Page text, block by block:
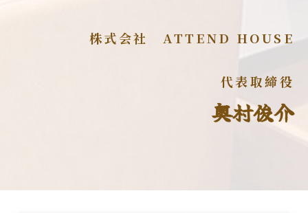
株式会社 ATTEND HOUSE
代表取締役
奥村俊介